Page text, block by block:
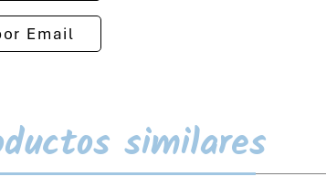
Email
similares